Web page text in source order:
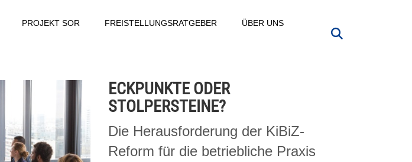
PROJEKT SOR FREISTELLUNGSRATGEBER ÜBER UNS
ECKPUNKTE ODER
STOLPERSTEINE?
Die Herausforderung der KiBiZ-
Reform für die betriebliche Praxis